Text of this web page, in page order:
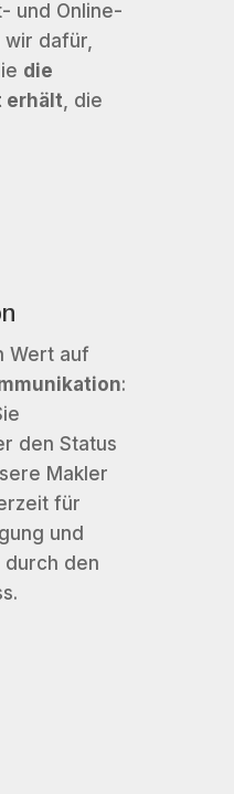
und Online-
wir dafür,
die
erhält, die
Wert auf
:
den Status
Makler
für
und
den